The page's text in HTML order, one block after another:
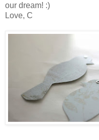
our dream! :)
Love, C